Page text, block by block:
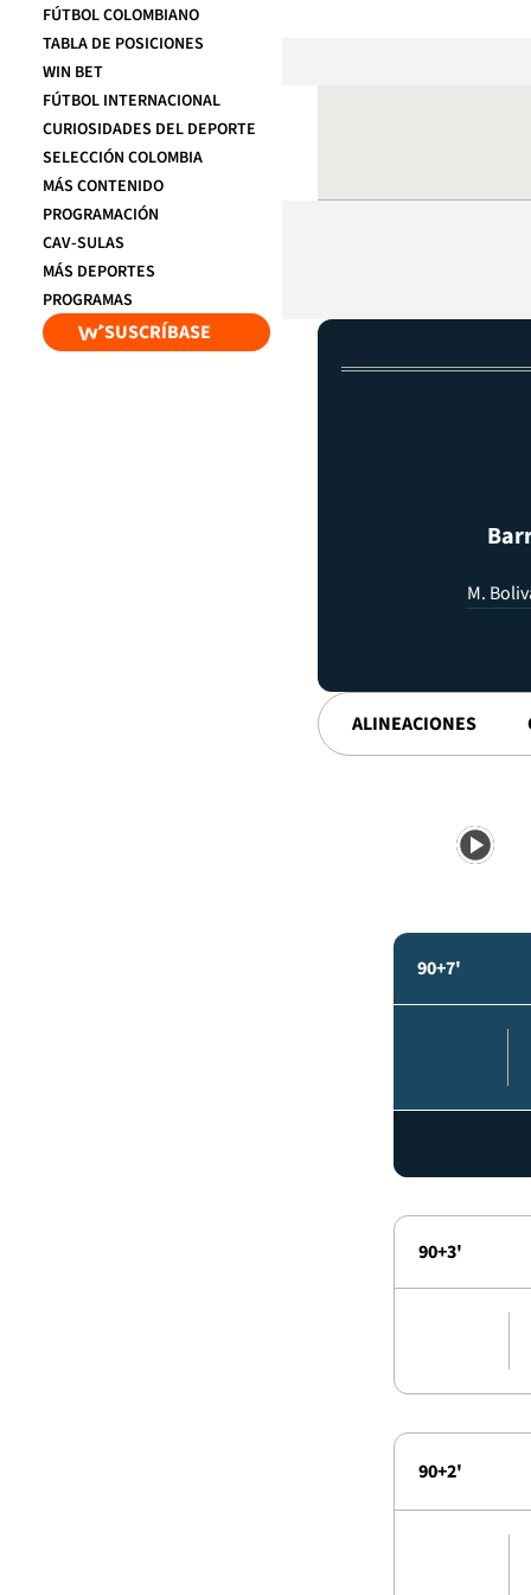
FÚTBOL COLOMBIANO
TABLA DE POSICIONES
WIN BET
FÚTBOL INTERNACIONAL
CURIOSIDADES DEL DEPORTE
SELECCIÓN COLOMBIA
MÁS CONTENIDO
PROGRAMACIÓN
CAV-SULAS
MÁS DEPORTES
PROGRAMAS
SUSCRÍBASE
M.
ALINEACIONES
90+7'
90+3'
90+2'